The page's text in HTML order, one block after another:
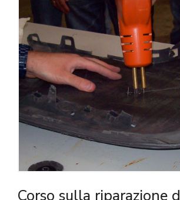
Corso sulla riparazione